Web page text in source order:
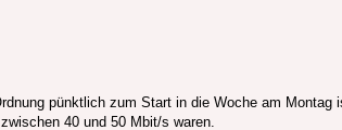
pünktlich zum Start in die Woche am
40 und 50 Mbit/s waren.